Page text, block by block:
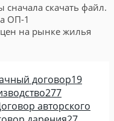
скачать файл.
ОП-1
на рынке жилья
договор19
277
авторского